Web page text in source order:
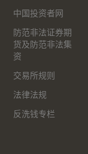
中国投资者网
防范非法证券期
货及防范非法集
资
交易所规则
法律法规
反洗钱专栏